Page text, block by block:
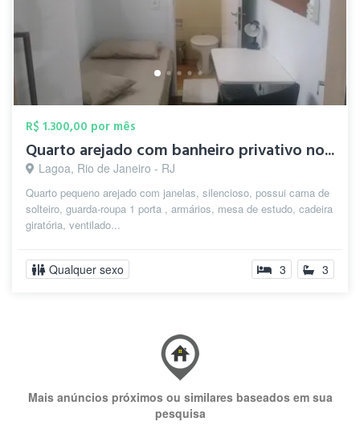
R$ 1.300,00 por mês
Quarto arejado com banheiro privativo no...
Lagoa, Rio de Janeiro - RJ
Quarto pequeno arejado com janelas, silencioso, possui cama de
solteiro, guarda-roupa 1 porta , armários, mesa de estudo, cadeira
giratória, ventilado...
Qualquer sexo 3 3
Mais anúncios próximos ou similares baseados em sua
pesquisa